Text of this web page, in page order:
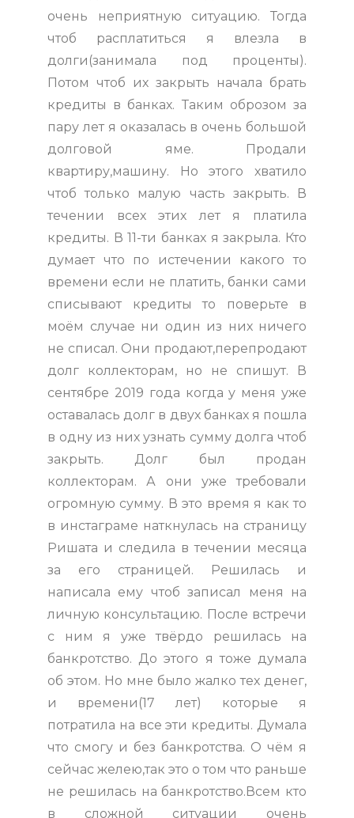
очень неприятную ситуацию. Тогда
чтоб расплатиться я влезла в
долги(занимала под проценты).
Потом чтоб их закрыть начала брать
кредиты в банках. Таким оброзом за
пару лет я оказалась в очень большой
долговой яме. Продали
квартиру,машину. Но этого хватило
чтоб только малую часть закрыть. В
течении всех этих лет я платила
кредиты. В 11-ти банках я закрыла. Кто
думает что по истечении какого то
времени если не платить, банки сами
списывают кредиты то поверьте в
моём случае ни один из них ничего
не списал. Они продают,перепродают
долг коллекторам, но не спишут. В
сентябре 2019 года когда у меня уже
оставалась долг в двух банках я пошла
в одну из них узнать сумму долга чтоб
закрыть. Долг был продан
коллекторам. А они уже требовали
огромную сумму. В это время я как то
в инстаграме наткнулась на страницу
Ришата и следила в течении месяца
за его страницей. Решилась и
написала ему чтоб записал меня на
личную консультацию. После встречи
с ним я уже твёрдо решилась на
банкротство. До этого я тоже думала
об этом. Но мне было жалко тех денег,
и времени(17 лет) которые я
потратила на все эти кредиты. Думала
что смогу и без банкротства. О чём я
сейчас желею,так это о том что раньше
не решилась на банкротство.Всем кто
в сложной ситуации очень